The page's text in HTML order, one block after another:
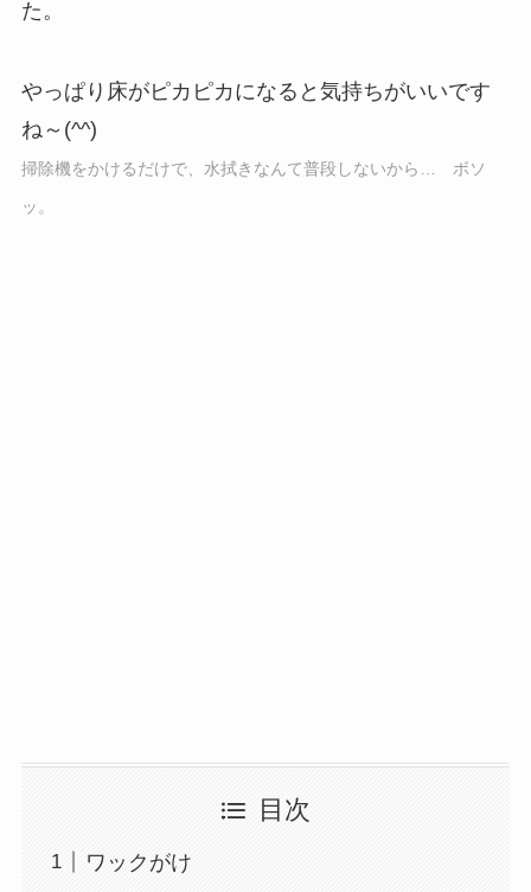
た。
やっぱり床がピカピカになると気持ちがいいです
ね～(^^)
掃除機をかけるだけで、水拭きなんて普段しないから… ボソ
ッ。
目次
ワックがけ